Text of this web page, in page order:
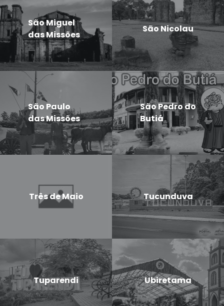
São Miguel
das Missões
São Nicolau
São Paulo
das Missões
São Pedro do
Butiá
Três de Maio Tucunduva
Tuparendi Ubiretama